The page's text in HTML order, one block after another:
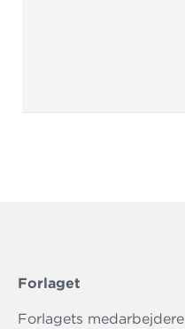
Forlaget
Forlagets medarbejdere